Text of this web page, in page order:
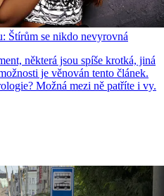
Štírům se nikdo nevyrovná
některá jsou spíše krotká, jiná
je věnován tento článek.
Možná mezi ně patříte i vy.